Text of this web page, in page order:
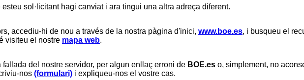
sol·licitant hagi canviat i ara tingui una altra adreça diferent.
accediu-hi de nou a través de la nostra pàgina d'inici, www.boe.es, i busqueu el
visiteu el nostre mapa web.
del nostre servidor, per algun enllaç erroni de BOE.es o, simplement, no
nos (formulari) i expliqueu-nos el vostre cas.